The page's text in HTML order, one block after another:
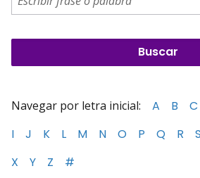
Navegar por letra inicial: A B C
I
J K L M N O P Q R S
X
Y Z #